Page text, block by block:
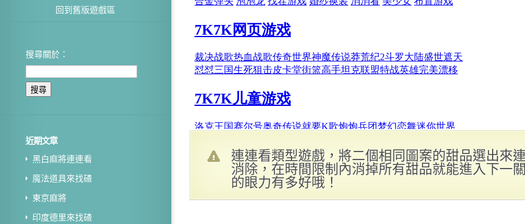
回到舊版遊戲區
搜尋關於：
近期文章
黑白麻將連連看
魔法道具來找碴
東京麻將
印度德里來找碴
連連看類型遊戲，將二個相同圖案的甜品選出來
消除，在時間限制內消掉所有甜品就能進入下一
的眼力有多好哦！